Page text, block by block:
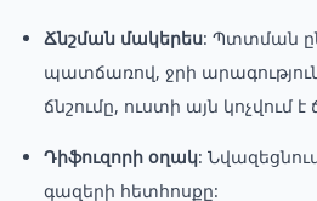
Ճնշման մակերես: Պտտման
պատճառով, ջրի
ճնշումը, ուստի այն կոչվում
Դիֆուզորի օղակ:
գազերի հետհոսքը: